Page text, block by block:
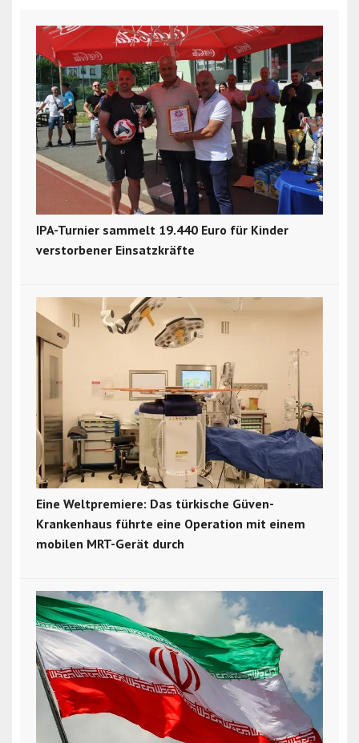
IPA-Turnier sammelt 19.440 Euro für Kinder
verstorbener Einsatzkräfte
Eine Weltpremiere: Das türkische Güven-
Krankenhaus führte eine Operation mit einem
mobilen MRT-Gerät durch